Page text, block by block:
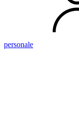
personale